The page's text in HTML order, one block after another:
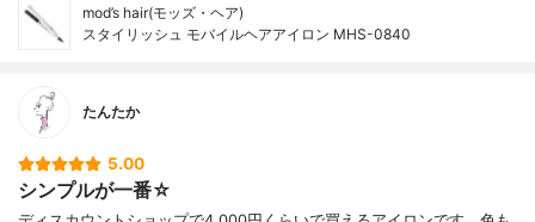
mod’s hair(モッズ・ヘア)
スタイリッシュ モバイルヘアアイロン MHS-0840
たんたか
5.00
シンプルが一番☆